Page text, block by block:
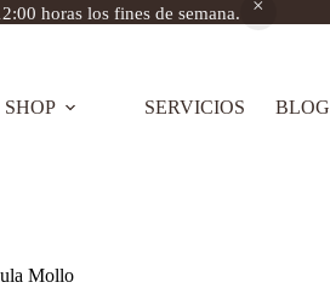
horas los fines de semana.
SHOP SERVICIOS BLOG
Mollo